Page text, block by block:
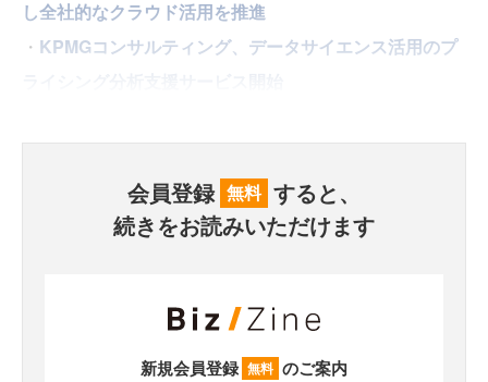
し全社的なクラウド活用を推進
・ KPMGコンサルティング、データサイエンス活用のプ
会員登録 無料 すると、
続きをお読みいただけます
新規会員登録 無料 のご案内